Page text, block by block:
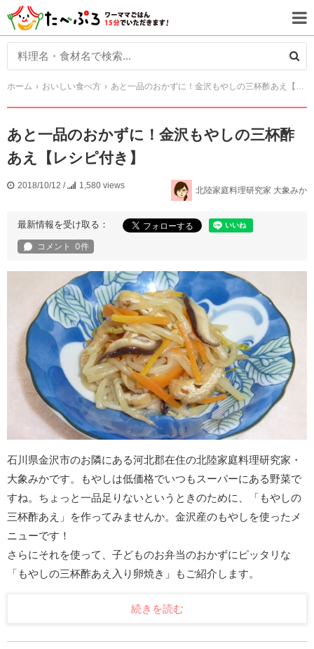
ホーム おいしい食べ方 あと一品のおかずに！金沢もやしの三杯酢あえ【レシピ付き】
あと一品のおかずに！金沢もやしの三杯酢
あえ【レシピ付き】
2018/10/12 / 1,580 views 北陸家庭料理研究家 大象みか
最新情報を受け取る：
石川県金沢市のお隣にある河北郡在住の北陸家庭料理研究家・
大象みかです。もやしは低価格でいつもスーパーにある野菜で
すね。ちょっと一品足りないというときのために、「もやしの
三杯酢あえ」を作ってみませんか。金沢産のもやしを使ったメ
ニューです！
さらにそれを使って、子どものお弁当のおかずにピッタリな
「もやしの三杯酢あえ入り卵焼き」もご紹介します。
続きを読む